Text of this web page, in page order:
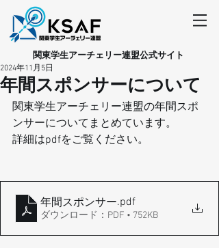
​関東学生アーチェリー連盟公式サイト
年間スポンサーについて
2024年11月5日
関東学生アーチェリー連盟の年間スポ
ンサーについてまとめています。
詳細はpdfをご覧ください。
年間スポンサー.pdf
ダウンロード：PDF • 752KB